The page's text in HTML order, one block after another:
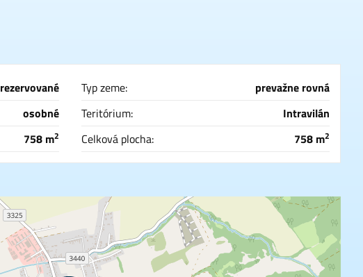
rezervované
osobné
758 m2
Typ zeme:
prevažne rovná
Teritórium:
Intravilán
Celková plocha:
758 m2